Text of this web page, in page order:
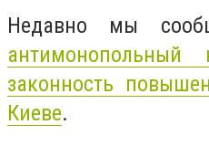
Недавно мы
антимонопольный
законность
Киеве.